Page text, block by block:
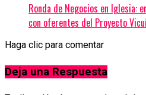
Ronda de Negocios en Iglesia:
con oferentes del Proyecto
Haga clic para comentar
Deja una Respuesta